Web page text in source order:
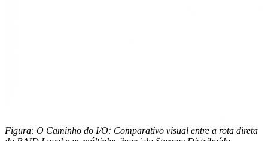
Figura: O Caminho do I/O: Comparativo visual entre a rota direta